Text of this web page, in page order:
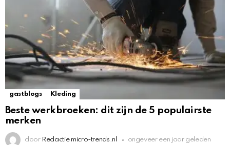
gastblogs Kleding
Beste werkbroeken: dit zijn de 5 populairste
merken
door Redactie micro-trends.nl ongeveer een jaar geleden